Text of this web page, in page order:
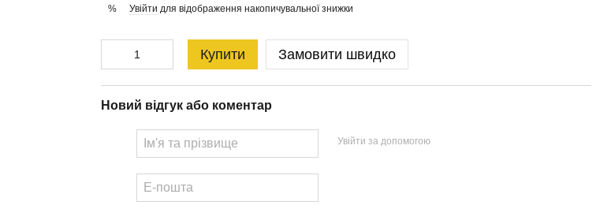
% Увійти для відображення накопичувальної знижки
Купити Замовити швидко
Новий відгук або коментар
Увійти за допомогою